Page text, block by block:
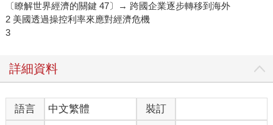
〔瞭解世界經濟的關鍵 47〕→ 跨國企業逐步轉移到海外
2 美國透過操控利率來應對經濟危機
3
詳細資料
語言 中文繁體
裝訂